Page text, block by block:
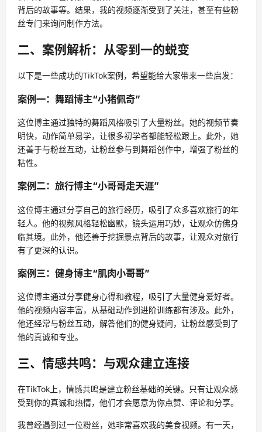
背后的故事等。结果，我的视频逐渐受到了关注，甚至有些粉
丝专门来询问制作方法。
二、案例解析：从零到一的蜕变
以下是一些成功的TikTok案例，希望能给大家带来一些启发：
案例一：舞蹈博主“小猪佩奇”
这位博主通过独特的舞蹈风格吸引了大量粉丝。她的视频节奏
明快，动作简单易学，让很多初学者都能轻松跟上。此外，她
还善于与粉丝互动，让粉丝参与到舞蹈创作中，增强了粉丝的
粘性。
案例二：旅行博主“小哥哥走天涯”
这位博主通过分享自己的旅行经历，吸引了众多喜欢旅行的年
轻人。他的视频风格轻松幽默，镜头运用巧妙，让观众仿佛身
临其境。此外，他还善于挖掘景点背后的故事，让观众对旅行
有了更深的认识。
案例三：健身博主“肌肉小哥哥”
这位博主通过分享健身心得和教程，吸引了大量健身爱好者。
他的视频内容丰富，从基础动作到进阶训练都有涉及。此外，
他还经常与粉丝互动，解答他们的健身疑问，让粉丝感受到了
他的真诚和专业。
三、情感共鸣：与观众建立连接
在TikTok上，情感共鸣是建立粉丝基础的关键。只有让观众感
受到你的真诚和热情，他们才会愿意为你点赞、评论和分享。
我曾经遇到过一位粉丝，她非常喜欢我的美食视频。有一天，